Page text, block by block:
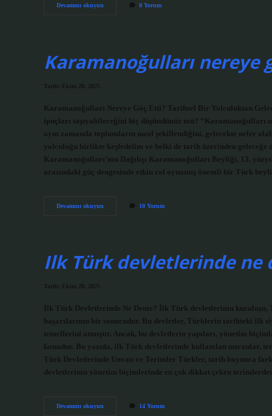
Devamını okuyun Karamsarlık
8 Yorum
Karamanoğulları nereye
Tarih: Ekim 28, 2025
Karamanoğulları Nereye Göç Etti? Tarihsel Bir Yolculuktan
ipuçları taşıyabileceğini hiç düşündünüz mü?
aynı zamanda toplumların nasıl şekillendiğini, gelecekte neler
yolculuğu birlikte keşfedelim ve belki de tarih üzerinden
Karamanoğulları’nın Dağılışı Karamanoğulları Beyliği, 13.
arasındaki güç dengesinde etkin rol oynamış önemli bir Türk
Devamını okuyun Karamanoğulları10 Yorum
Ilk Türk devletlerinde ne
Tarih: Ekim 28, 2025
İlk Türk Devletlerinde Ne Denir? İlk Türk devletlerinin
başarılarının bir sonucudur. Bu devletler, Türklerin tarihteki ilk
temellerini atmıştır. Ancak, bu devletlerin yapıları, yönetim
konudur. Bu yazıda, ilk Türk devletlerinde kullanılan unvanlar,
Türk Devletlerinde Unvan ve Terimler Türkler, tarih boyunca
devletlerinin yönetim biçimlerinde en çok dikkat çeken
Devamını okuyun 14 Yorum